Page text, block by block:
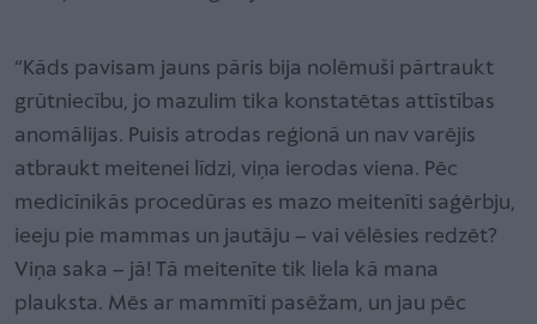
“Kāds pavisam jauns pāris bija nolēmuši pārtraukt
grūtniecību, jo mazulim tika konstatētas attīstības
anomālijas. Puisis atrodas reģionā un nav varējis
atbraukt meitenei līdzi, viņa ierodas viena. Pēc
medicīnikās procedūras es mazo meitenīti saģērbju,
ieeju pie mammas un jautāju – vai vēlēsies redzēt?
Viņa saka – jā! Tā meitenīte tik liela kā mana
plauksta. Mēs ar mammīti pasēžam, un jau pēc